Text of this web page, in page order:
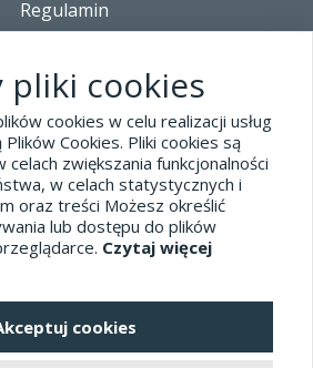
Regulamin
i pliki cookies
Blog
kontaktowe
445-74-07
skin.pl
wersja sklepu
pliki cookies
cookies w celu realizacji usług
Cookies. Pliki cookies są
zwiększania funkcjonalności
w celach statystycznych i
oraz treści Możesz określić
lub dostępu do plików
Czytaj więcej
cookies